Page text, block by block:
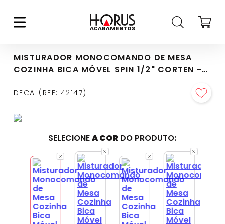
MISTURADOR MONOCOMANDO DE MESA
COZINHA BICA MÓVEL SPIN 1/2" CORTEN -
DECA REF: 42147
SELECIONEA COR DO PRODUTO: